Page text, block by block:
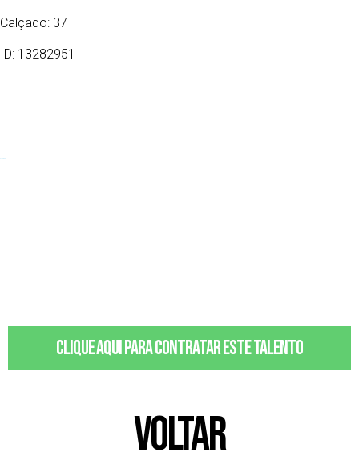
Calçado: 37
ID: 13282951
Clique aqui para contratar este talento
VOLTAR